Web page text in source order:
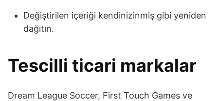
Değiştirilen içeriği kendinizinmiş gibi yeniden
dağıtın.
Tescilli ticari markalar
Dream League Soccer, First Touch Games ve